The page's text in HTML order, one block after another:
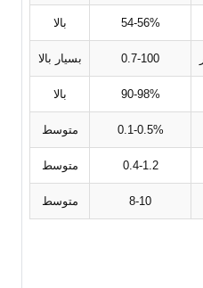
54-56% بالا
0.7-100 بسیار بالا
90-98% بالا
0.1-0.5% متوسط
0.4-1.2 متوسط
8-10 متوسط